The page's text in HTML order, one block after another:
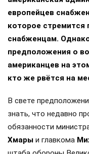
европейцев
которое
снабженцам.
предположения о
американцев на
кто же рвётся на
В свете
знать, что недавно
обязанности
Хмары и главкома